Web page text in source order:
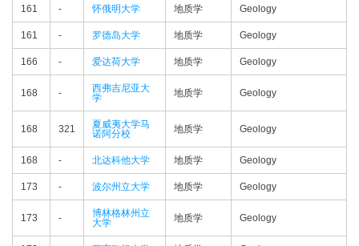
161 - 怀俄明大学 地质学 Geology
161 - 罗德岛大学 地质学 Geology
166 - 爱达荷大学 地质学 Geology
168 -
西弗吉尼亚大
学
地质学 Geology
168 321
夏威夷大学马
诺阿分校
地质学 Geology
168 - 北达科他大学 地质学 Geology
173 - 波尔州立大学 地质学 Geology
173 -
博林格林州立
大学
地质学 Geology